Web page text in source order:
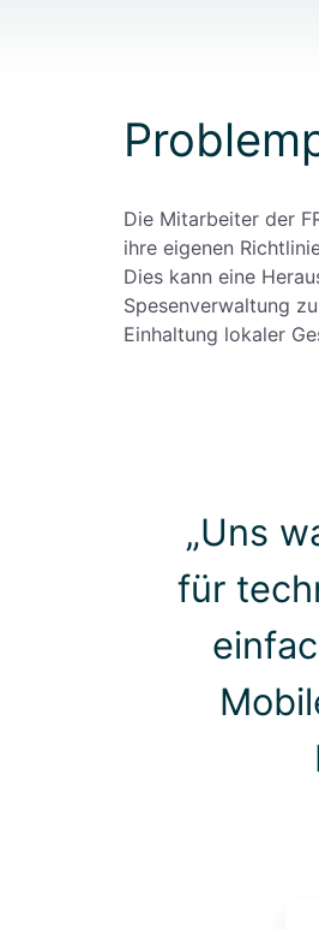
Die Mitarbeiter der
ihre eigenen
Dies kann eine
Spesenverwaltung
Einhaltung lokaler
„Uns
für